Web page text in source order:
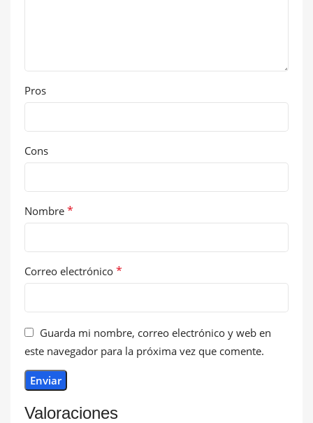
Valoraciones
Pros
Cons
Nombre *
Correo electrónico *
Guarda mi nombre, correo electrónico y web en
este navegador para la próxima vez que comente.